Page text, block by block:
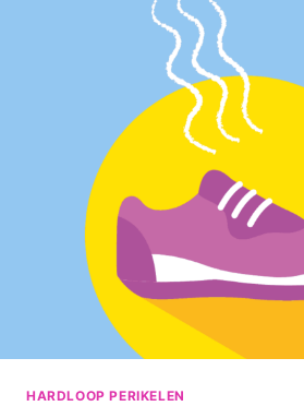
HARDLOOP PERIKELEN